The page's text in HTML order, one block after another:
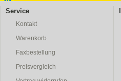
Service
Kontakt
Warenkorb
Faxbestellung
Preisvergleich